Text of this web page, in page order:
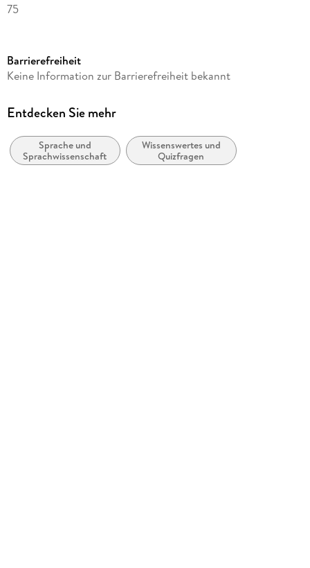
75
Verlag/Hersteller
Produktart
Gewicht
296 g
Barrierefreiheit
Keine Information zur Barrierefreiheit bekannt
Entdecken Sie mehr
Sprache und
Sprachwissenschaft
Wissenswertes und
Quizfragen